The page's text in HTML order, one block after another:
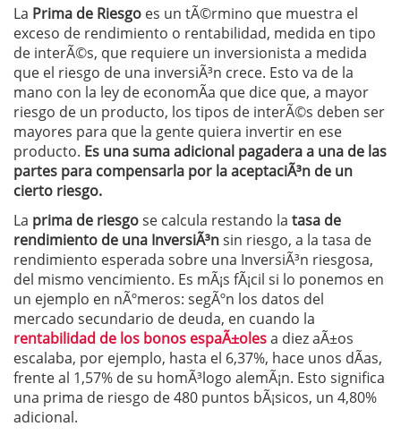
La Prima de Riesgo es un tÃ©rmino que muestra el
exceso de rendimiento o rentabilidad, medida en tipo
de interÃ©s, que requiere un inversionista a medida
que el riesgo de una inversiÃ³n crece. Esto va de la
mano con la ley de economÃ­a que dice que, a mayor
riesgo de un producto, los tipos de interÃ©s deben ser
mayores para que la gente quiera invertir en ese
producto. Es una suma adicional pagadera a una de las
partes para compensarla por la aceptaciÃ³n de un
cierto riesgo.
La prima de riesgose calcula restando la tasa de
rendimiento de una InversiÃ³nsin riesgo, a la tasa de
rendimiento esperada sobre una InversiÃ³n riesgosa,
del mismo vencimiento. Es mÃ¡s fÃ¡cil si lo ponemos en
un ejemplo en nÃºmeros: segÃºn los datos del
mercado secundario de deuda, en cuando la
rentabilidad de los bonos espaÃ±olesa diez aÃ±os
escalaba, por ejemplo, hasta el 6,37%, hace unos dÃ­as,
frente al 1,57% de su homÃ³logo alemÃ¡n. Esto significa
una prima de riesgo de 480 puntos bÃ¡sicos, un 4,80%
adicional.